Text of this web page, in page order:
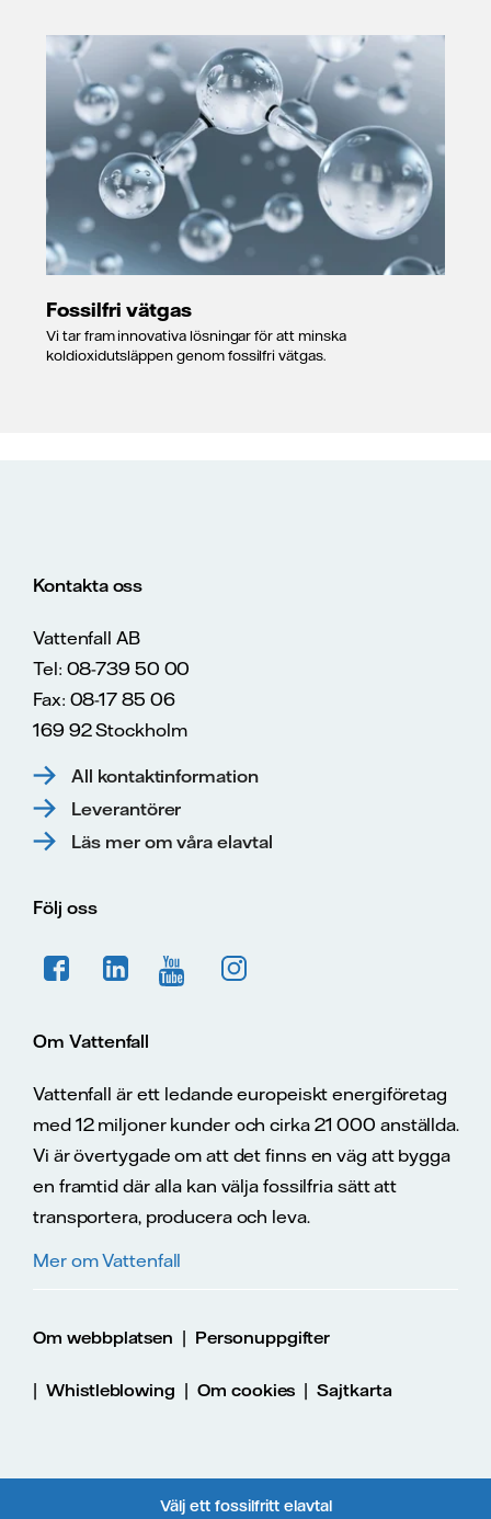
Fossilfri vätgas
Vi tar fram innovativa lösningar för att minska
koldioxidutsläppen genom fossilfri vätgas.
Välj ett fossilfritt elavtal
Kontakta oss
Vattenfall AB
Tel: 08-739 50 00
Fax: 08-17 85 06
169 92 Stockholm
All kontaktinformation
Leverantörer
Läs mer om våra elavtal
Följ oss
Om Vattenfall
Vattenfall är ett ledande europeiskt energiföretag
med 12 miljoner kunder och cirka 21 000 anställda.
Vi är övertygade om att det finns en väg att bygga
en framtid där alla kan välja fossilfria sätt att
transportera, producera och leva.
Mer om Vattenfall
Om webbplatsen | Personuppgifter
| Whistleblowing | Om cookies |Sajtkarta